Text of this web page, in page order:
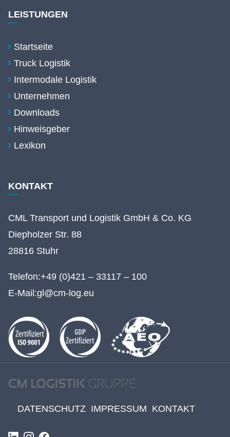
LEISTUNGEN
Startseite
Truck Logistik
Intermodale Logistik
Unternehmen
Downloads
Hinweisgeber
Lexikon
KONTAKT
CML Transport und Logistik GmbH & Co. KG
Diepholzer Str. 88
28816 Stuhr
Telefon:+49 (0)421 – 33117 – 100
E-Mail:gl@cm-log.eu
DATENSCHUTZ IMPRESSUM KONTAKT